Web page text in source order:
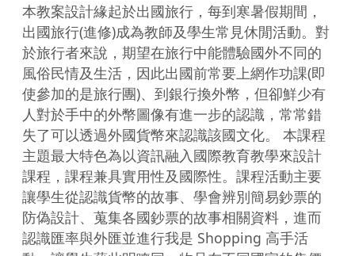
本教案設計緣起於出國旅行，每到寒暑假期間，
出國旅行(進修)成為教師及學生常見休閒活動。對
於旅行者來說，期望在旅行中能體驗國外不同的
風俗民情及生活，因此出國前常要上網作功課(即
使參加的是旅行團)、到銀行換外幣，但卻鮮少有
人對於手中的外幣圖像有進一步的認識，常常錯
失了可以透過外國貨幣來認識該國文化。 本課程
主題最大特色為以資訊融入國際教育教學來設計
課程，課程兼具實用性及國際性。課程活動主要
讓學生從認識貨幣的故事、學會辨別簡易鈔票的
防偽設計、蒐集各國鈔票的故事相關資料，進而
認識匯率與外匯並進行我是 Shopping 高手活